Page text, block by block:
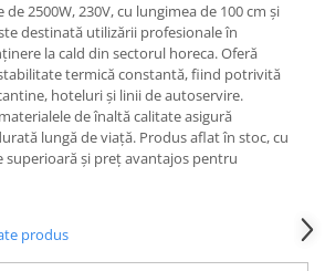
2500W, 230V, cu lungimea de 100 cm și
destinată utilizării profesionale în
la cald din sectorul horeca. Oferă
termică constantă, fiind potrivită
hoteluri și linii de autoservire.
de înaltă calitate asigură
lungă de viață. Produs aflat în stoc, cu
superioară și preț avantajos pentru
produs